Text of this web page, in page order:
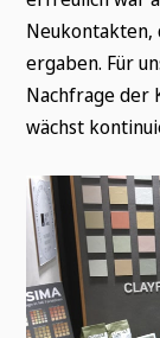
Neukontakten,
ergaben. Für
Nachfrage der
wächst